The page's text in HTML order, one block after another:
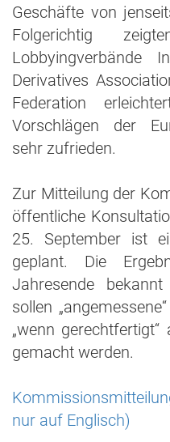
Geschäfte von
Folgerichtig
Lobbyingverbände
Derivatives
Federation
Vorschlägen der
sehr zufrieden.
Zur Mitteilung der
öffentliche
25. September ist
geplant. Die
Jahresende
sollen
„wenn
gemacht werden.
nur auf Englisch)